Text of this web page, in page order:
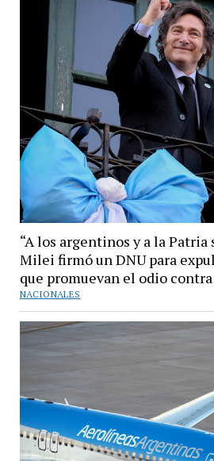
“A los argentinos y a la Patria
Milei firmó un DNU para
que promuevan el odio
NACIONALES